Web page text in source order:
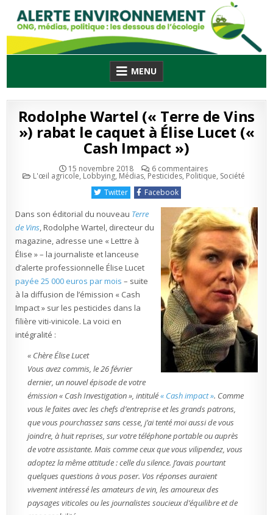
content
MENU
Rodolphe Wartel (« Terre de Vins
») rabat le caquet à Élise Lucet («
Cash Impact »)
15 novembre 2018 6 commentairessur
Rodolphe
Wartel
Vins
»)
rabat
le
caquet
à
Élise
Lucet
(«
Cash
Impact
»)
Publié
L'œil agricole, Lobbying, Médias, Pesticides, Politique, Société
Twitter
Facebook
Dans son éditorial du nouveau Terre
de Vins, Rodolphe Wartel, directeur du
magazine, adresse une « Lettre à
Élise » – la journaliste et lanceuse
d’alerte professionnelle Élise Lucet
payée 25 000 euros par mois – suite
à la diffusion de l’émission « Cash
Impact » sur les pesticides dans la
filière viti-vinicole. La voici en
intégralité :
« Chère Élise Lucet
Vous avez commis, le 26 février
dernier, un nouvel épisode de votre
émission « Cash Investigation », intitulé« Cash impact ». Comme
vous le faites avec les chefs d’entreprise et les grands patrons,
que vous pourchassez sans cesse, j’ai tenté moi aussi de vous
joindre, à huit reprises, sur votre téléphone portable ou auprès
de votre assistante. Mais comme ceux que vous vilipendez, vous
adoptez la même attitude : celle du silence. J’avais pourtant
quelques questions à vous poser. Vos réponses auraient
vivement intéressé les amateurs de vin, les amoureux des
paysages viticoles ou les journalistes soucieux d’équilibre et de